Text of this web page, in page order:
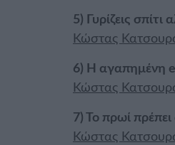
5) Γυρίζεις σπίτι
Κώστας
6) Η αγαπημένη
Κώστας
7) Το πρωί
Κώστας